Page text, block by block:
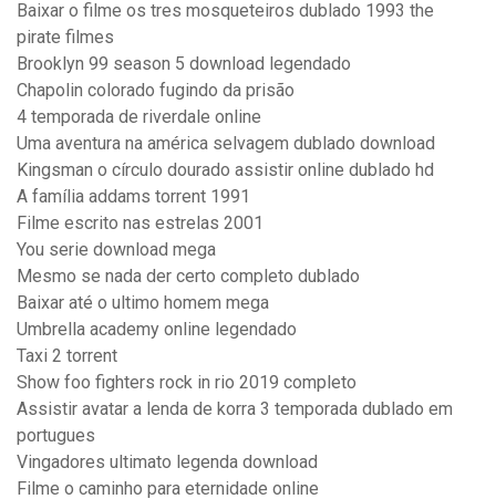
Baixar o filme os tres mosqueteiros dublado 1993 the
pirate filmes
Brooklyn 99 season 5 download legendado
Chapolin colorado fugindo da prisão
4 temporada de riverdale online
Uma aventura na américa selvagem dublado download
Kingsman o círculo dourado assistir online dublado hd
A família addams torrent 1991
Filme escrito nas estrelas 2001
You serie download mega
Mesmo se nada der certo completo dublado
Baixar até o ultimo homem mega
Umbrella academy online legendado
Taxi 2 torrent
Show foo fighters rock in rio 2019 completo
Assistir avatar a lenda de korra 3 temporada dublado em
portugues
Vingadores ultimato legenda download
Filme o caminho para eternidade online